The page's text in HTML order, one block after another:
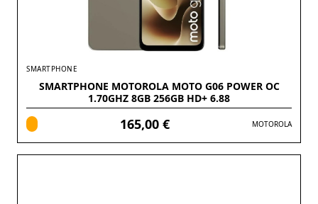
SMARTPHONE
SMARTPHONE MOTOROLA MOTO G06 POWER OC
1.70GHZ 8GB 256GB HD+ 6.88
165,00 € MOTOROLA